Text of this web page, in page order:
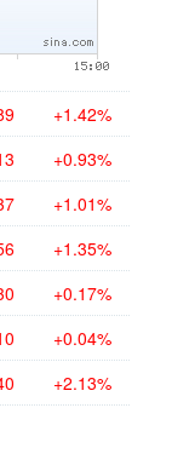
+1.42%
+0.93%
+1.01%
+1.35%
+0.17%
+0.04%
+2.13%